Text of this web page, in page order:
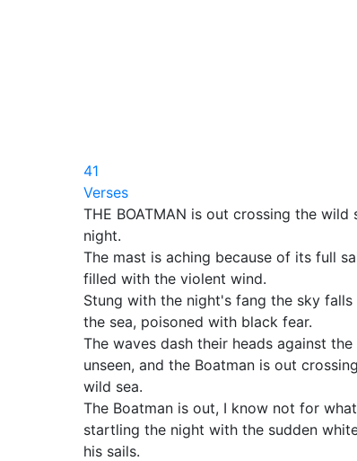
41
Verses
THE BOATMAN is out crossing the wild
night.
The mast is aching because of its full
filled with the violent wind.
Stung with the night's fang the sky falls
the sea, poisoned with black fear.
The waves dash their heads against
unseen, and the Boatman is out
wild sea.
The Boatman is out, I know not for
startling the night with the sudden
his sails.